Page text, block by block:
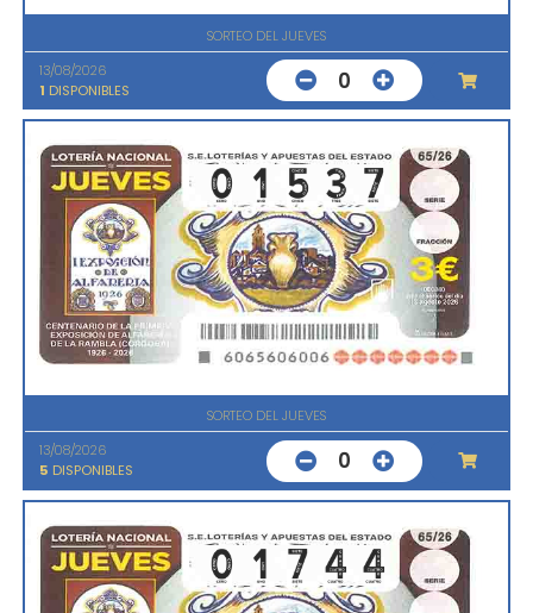
SORTEO DEL JUEVES
13/08/2026
1 DISPONIBLES 0
SORTEO DEL JUEVES
13/08/2026
5 DISPONIBLES 0